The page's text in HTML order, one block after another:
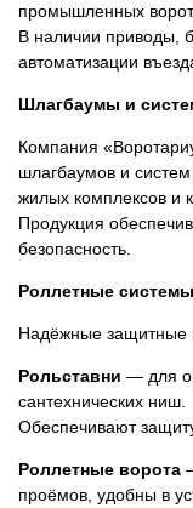
промышленных
В наличии приводы,
автоматизации
Шлагбаумы и
Компания
шлагбаумов и
жилых комплексов и
Продукция
безопасность.
Роллетные системы
Надёжные защитные
Рольставни — для
сантехнических ниш.
Обеспечивают
Роллетные ворота
проёмов, удобны в